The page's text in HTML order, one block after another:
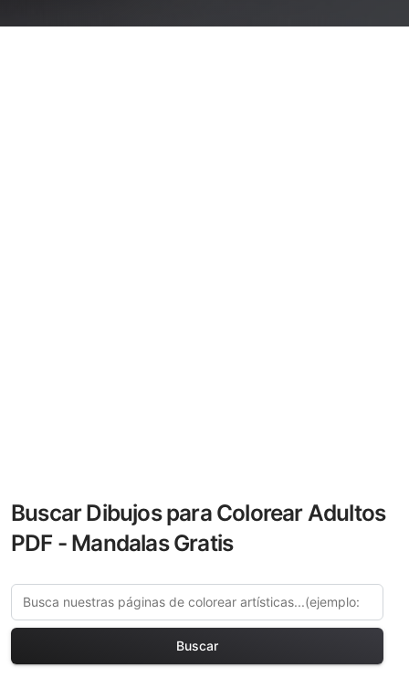
Buscar Dibujos para Colorear Adultos
PDF - Mandalas Gratis
Buscar